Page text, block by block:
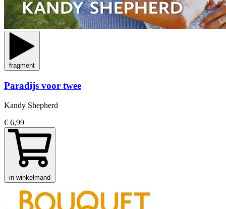
fragment
Paradijs voor twee
Kandy Shepherd
€ 6,99
in winkelmand